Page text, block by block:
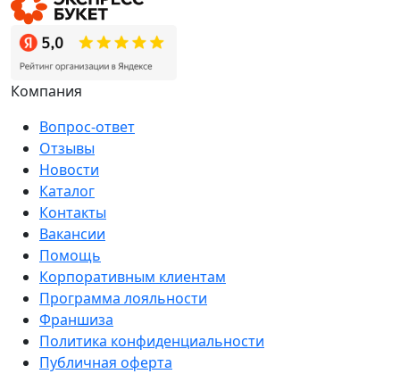
Компания
Вопрос-ответ
Отзывы
Новости
Каталог
Контакты
Вакансии
Помощь
Корпоративным клиентам
Программа лояльности
Франшиза
Политика конфиденциальности
Публичная оферта